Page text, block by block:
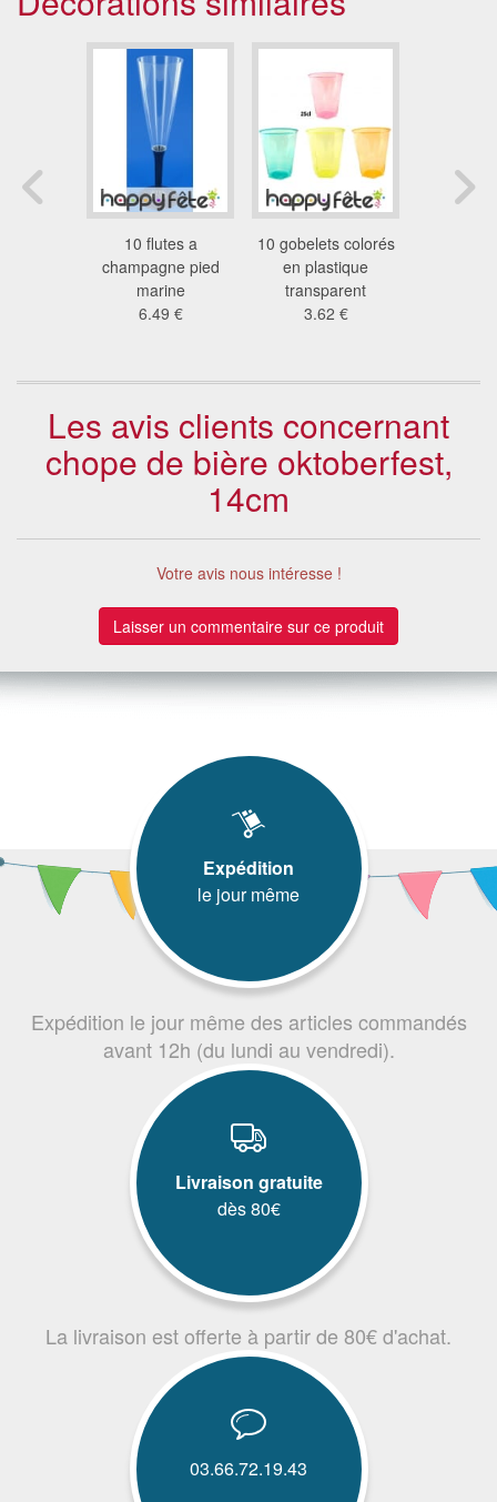
10 flutes a
champagne pied
marine
6.49 €
10 gobelets colorés
en plastique
transparent
3.62 €
Les avis clients concernant
chope de bière oktoberfest,
14cm
Votre avis nous intéresse !
Laisser un commentaire sur ce produit
Expédition
le jour même
Expédition le jour même des articles commandés
avant 12h (du lundi au vendredi).
Livraison gratuite
dès 80€
La livraison est offerte à partir de 80€ d'achat.
03.66.72.19.43